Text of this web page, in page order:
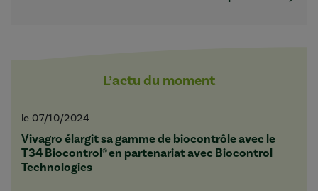
L’actu du moment
le 07/10/2024
Vivagro élargit sa gamme de biocontrôle avec le
T34 Biocontrol® en partenariat avec Biocontrol
Technologies